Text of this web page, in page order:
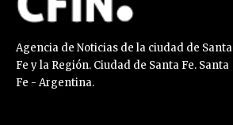
Agencia de Noticias de la ciudad de Santa
Fe y la Región. Ciudad de Santa Fe. Santa
Fe - Argentina.